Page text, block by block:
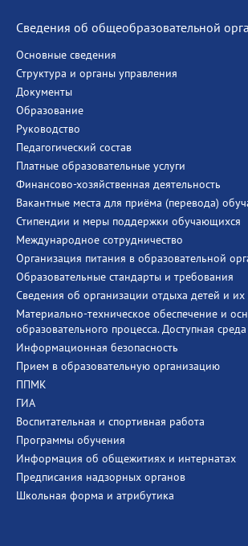
Сведения об общеобразовательной
Основные сведения
Структура и органы управления
Документы
Образование
Руководство
Педагогический состав
Платные образовательные услуги
Финансово-хозяйственная деятельность
Вакантные места для приёма (перевода)
Стипендии и меры поддержки обучающихся
Международное сотрудничество
Организация питания в образовательной
Образовательные стандарты и требования
Сведения об организации отдыха детей и
Материально-техническое обеспечение и
образовательного процесса. Доступная среда
Информационная безопасность
Прием в образовательную организацию
ППМК
ГИА
Воспитательная и спортивная работа
Программы обучения
Информация об общежитиях и интернатах
Предписания надзорных органов
Школьная форма и атрибутика